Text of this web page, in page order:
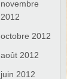
novembre
2012
octobre 2012
août 2012
juin 2012